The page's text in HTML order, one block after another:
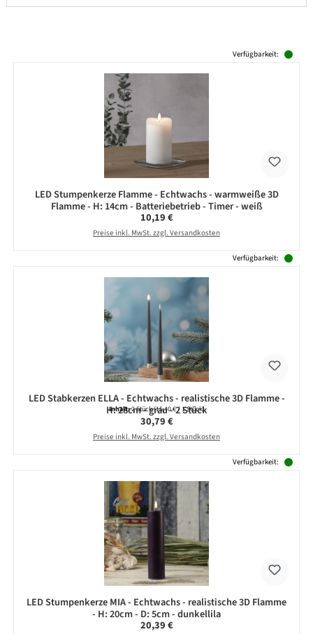
Verfügbarkeit:
LED Stumpenkerze Flamme - Echtwachs - warmweiße 3D
Flamme - H: 14cm - Batteriebetrieb - Timer - weiß
Regulärer Preis:
10,19 €
Preise inkl. MwSt. zzgl. Versandkosten
Verfügbarkeit:
LED Stabkerzen ELLA - Echtwachs - realistische 3D Flamme -
H: 28cm - grau - 2 Stück
Inhalt:2 Stück(15,40 € / 1 Stück)
Regulärer Preis:
30,79 €
Preise inkl. MwSt. zzgl. Versandkosten
Verfügbarkeit:
LED Stumpenkerze MIA - Echtwachs - realistische 3D Flamme
- H: 20cm - D: 5cm - dunkellila
Regulärer Preis:
20,39 €